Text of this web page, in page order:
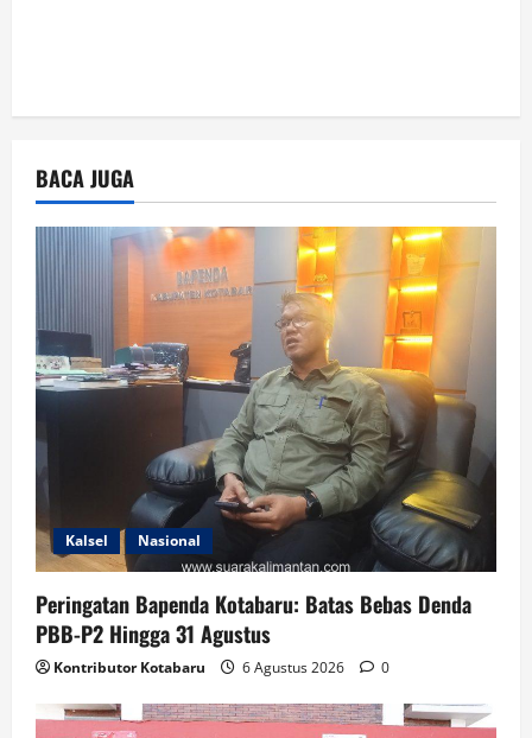
BACA JUGA
Kalsel Nasional
Peringatan Bapenda Kotabaru: Batas Bebas Denda
PBB-P2 Hingga 31 Agustus
Kontributor Kotabaru 6 Agustus 2026 0